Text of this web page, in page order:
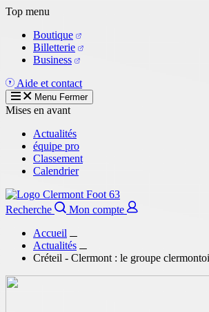
Aller
contenu
principal
Top menu
Boutique
Billetterie
Business
Aide et contact
Menu Fermer
Mises en avant
Actualités
équipe pro
Classement
Calendrier
Recherche
Mon compte
Accueil
Actualités
Créteil - Clermont : le groupe